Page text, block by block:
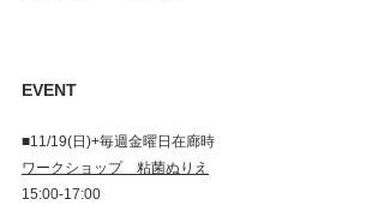
EVENT
■11/19(日)+毎週金曜日在廊時
ワークショップ　粘菌ぬりえ
15:00-17:00